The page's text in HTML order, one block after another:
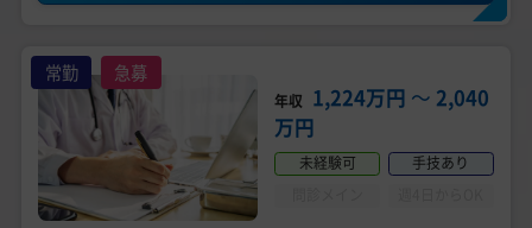
常勤 急募
年収 1,224万円 〜 2,040
万円
未経験可
手技あり